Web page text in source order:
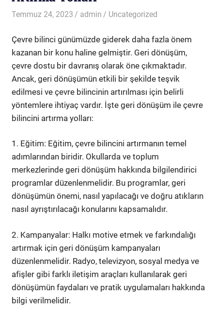
Temmuz 24, 2023 admin Uncategorized
Çevre bilinci günümüzde giderek daha fazla önem
kazanan bir konu haline gelmiştir. Geri dönüşüm,
çevre dostu bir davranış olarak öne çıkmaktadır.
Ancak, geri dönüşümün etkili bir şekilde teşvik
edilmesi ve çevre bilincinin artırılması için belirli
yöntemlere ihtiyaç vardır. İşte geri dönüşüm ile çevre
bilincini artırma yolları:
1. Eğitim: Eğitim, çevre bilincini artırmanın temel
adımlarından biridir. Okullarda ve toplum
merkezlerinde geri dönüşüm hakkında bilgilendirici
programlar düzenlenmelidir. Bu programlar, geri
dönüşümün önemi, nasıl yapılacağı ve doğru atıkların
nasıl ayrıştırılacağı konularını kapsamalıdır.
2. Kampanyalar: Halkı motive etmek ve farkındalığı
artırmak için geri dönüşüm kampanyaları
düzenlenmelidir. Radyo, televizyon, sosyal medya ve
afişler gibi farklı iletişim araçları kullanılarak geri
dönüşümün faydaları ve pratik uygulamaları hakkında
bilgi verilmelidir.